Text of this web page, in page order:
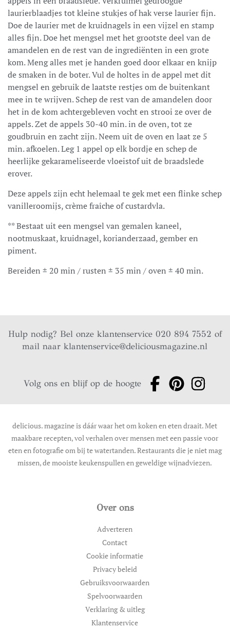
laurierblaadjes tot kleine stukjes of hak verse laurier fijn.
Doe de laurier met de kruidnagels in een vijzel en stamp
alles fijn. Doe het mengsel met het grootste deel van de
amandelen en de rest van de ingrediënten in een grote
kom. Meng alles met je handen goed door elkaar en knijp
de smaken in de boter. Vul de holtes in de appel met dit
mengsel en gebruik de laatste restjes om de buitenkant
mee in te wrijven. Schep de rest van de amandelen door
het in de kom achtergebleven vocht en strooi ze over de
appels. Zet de appels 30-40 min. in de oven, tot ze
goudbruin en zacht zijn. Neem uit de oven en laat ze 5
min. afkoelen. Leg 1 appel op elk bordje en schep de
heerlijke gekarameliseerde vloeistof uit de braadslede
erover.
Deze appels zijn echt helemaal te gek met een flinke schep
vanilleroomijs, crème fraîche of custardvla.
** Bestaat uit een mengsel van gemalen kaneel,
nootmuskaat, kruidnagel, korianderzaad, gember en
piment.
Bereiden ± 20 min / rusten ± 35 min / oven ± 40 min.
Hulp nodig? Bel onze klantenservice 020 894 7552 of
mail naarklantenservice@deliciousmagazine.nl
Volg ons en blijf op de hoogte
delicious. magazine is dáár waar het om koken en eten draait. Met
maakbare recepten, vol verhalen over mensen met een passie voor
eten en fotografie om bij te watertanden. Restaurants die je niet mag
missen, de mooiste keukenspullen en geweldige wijnadviezen.
Over ons
Adverteren
Contact
Cookie informatie
Privacy beleid
Gebruiksvoorwaarden
Spelvoorwaarden
Verklaring & uitleg
Klantenservice